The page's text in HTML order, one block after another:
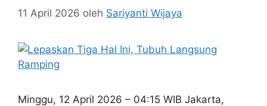
11 April 2026 oleh Sariyanti Wijaya
Minggu, 12 April 2026 – 04:15 WIB Jakarta,